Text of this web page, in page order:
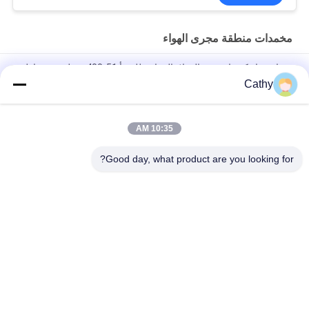
مخمدات منطقة مجرى الهواء
صمام هواء كهربائي من الفولاذ المقاوم للصدأ 51-400 مم لتحديد مناطق
التدفئة والتهوية وتكييف الهواء
المكابح الكهربائية لـ HVAC 51-400mm للأنابيب الهوائية
أنظمة التحكم في قنوات HVAC ذات المحرك مع إطار فولاذ مغلف
Cathy
10:35 AM
Good day, what product are you looking for?